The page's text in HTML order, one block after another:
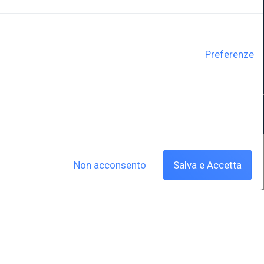
Preferenze
Non acconsento Salva e Accetta